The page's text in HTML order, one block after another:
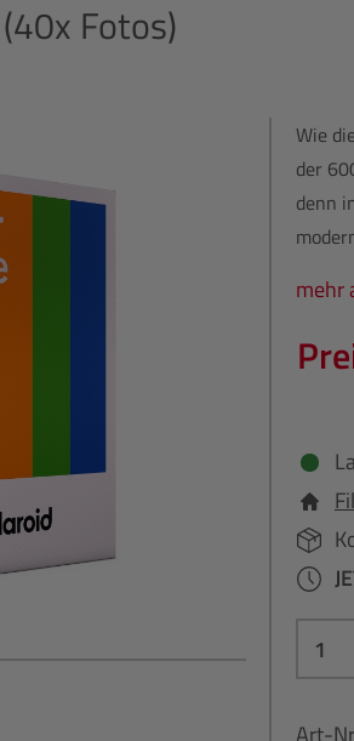
Fotos)
Wie
der
denn
mehr